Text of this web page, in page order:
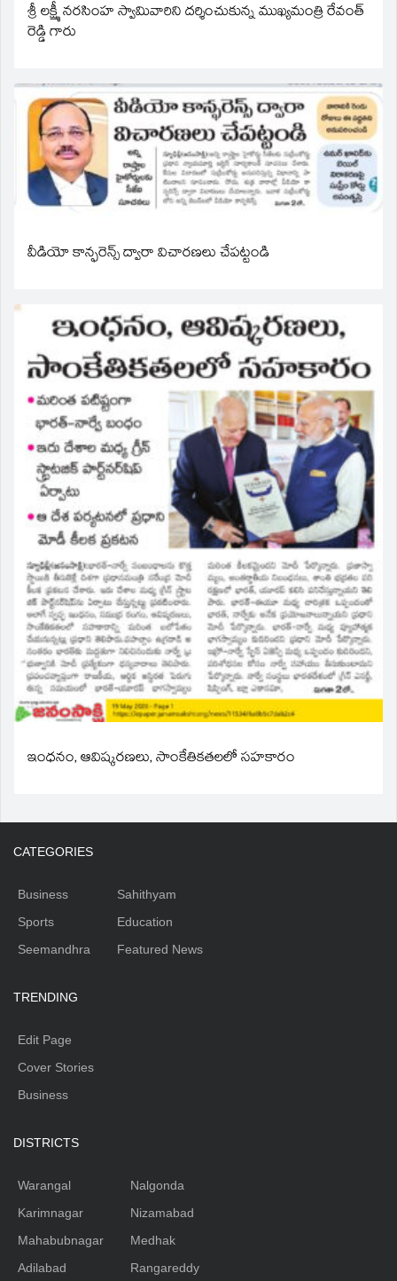
శ్రీ లక్ష్మీ నరసింహ స్వామివారిని దర్శించుకున్న ముఖ్యమంత్రి రేవంత్
రెడ్డి గారు
వీడియో కాన్ఫరెన్స్ ద్వారా విచారణలు చేపట్టండి
ఇంధనం, ఆవిష్కరణలు, సాంకేతికతలలో సహకారం
CATEGORIES
Business
Sports
Seemandhra
Sahithyam
Education
Featured News
TRENDING
Edit Page
Cover Stories
Business
DISTRICTS
Warangal
Karimnagar
Mahabubnagar
Adilabad
Nalgonda
Nizamabad
Medhak
Rangareddy